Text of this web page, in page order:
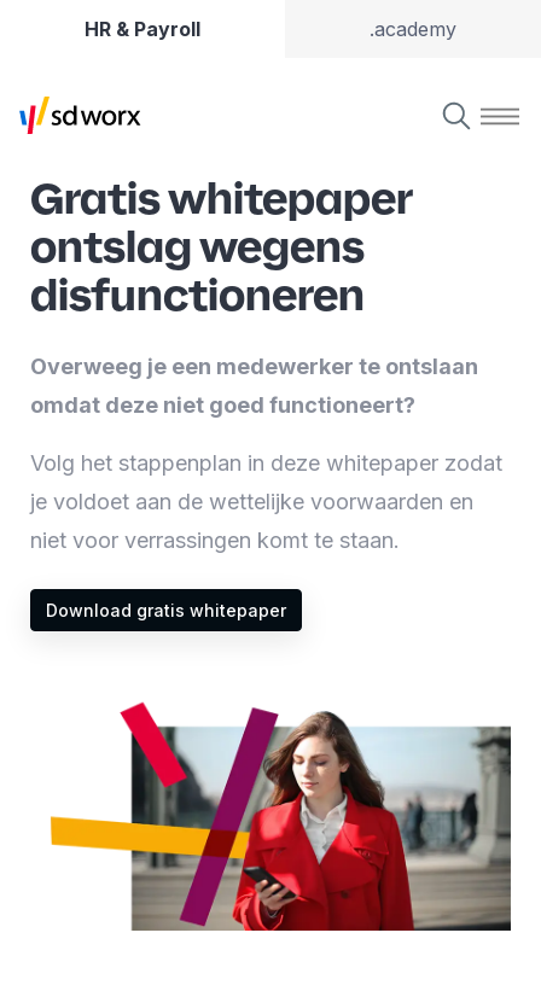
HR & Payroll .academy
Gratis whitepaper
ontslag wegens
disfunctioneren
Overweeg je een medewerker te ontslaan
omdat deze niet goed functioneert?
Volg het stappenplan in deze whitepaper zodat
je voldoet aan de wettelijke voorwaarden en
niet voor verrassingen komt te staan.
Download gratis whitepaper